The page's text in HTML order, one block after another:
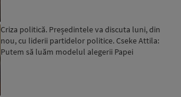
Criza politică. Președintele va discuta luni, din
nou, cu liderii partidelor politice. Cseke Attila:
Putem să luăm modelul alegerii Papei